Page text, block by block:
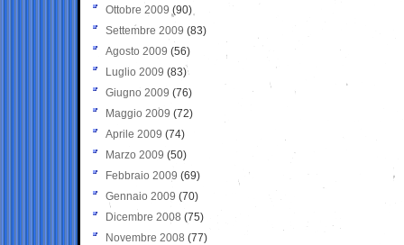
Ottobre 2009 (90)
Settembre 2009 (83)
Agosto 2009 (56)
Luglio 2009 (83)
Giugno 2009 (76)
Maggio 2009 (72)
Aprile 2009 (74)
Marzo 2009 (50)
Febbraio 2009 (69)
Gennaio 2009 (70)
Dicembre 2008 (75)
Novembre 2008 (77)